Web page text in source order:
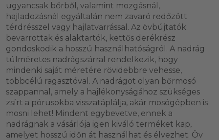
ugyancsak bőrből, valamint mozgásnál,
hajladozásnál egyáltalán nem zavaró redőzött
térdrésszel vagy hajlatvarrással. Az övbújtatók
bevarrottak és alaktartók, kettős derékrész
gondoskodik a hosszú használhatóságról. A nadrág
túlméretes nadrágszárral rendelkezik, hogy
mindenki saját méretére rövidebbre vehesse,
többcélú ragasztóval. A nadrágot olyan bőrmosó
szappannal, amely a hajlékonyságához szükséges
zsírt a pórusokba visszatáplálja, akár mosógépben is
mosni lehet! Mindent egybevetve, ennek a
nadrágnak a vásárlója igen kiváló terméket kap,
amelyet hosszú időn át használhat és élvezhet. Öv